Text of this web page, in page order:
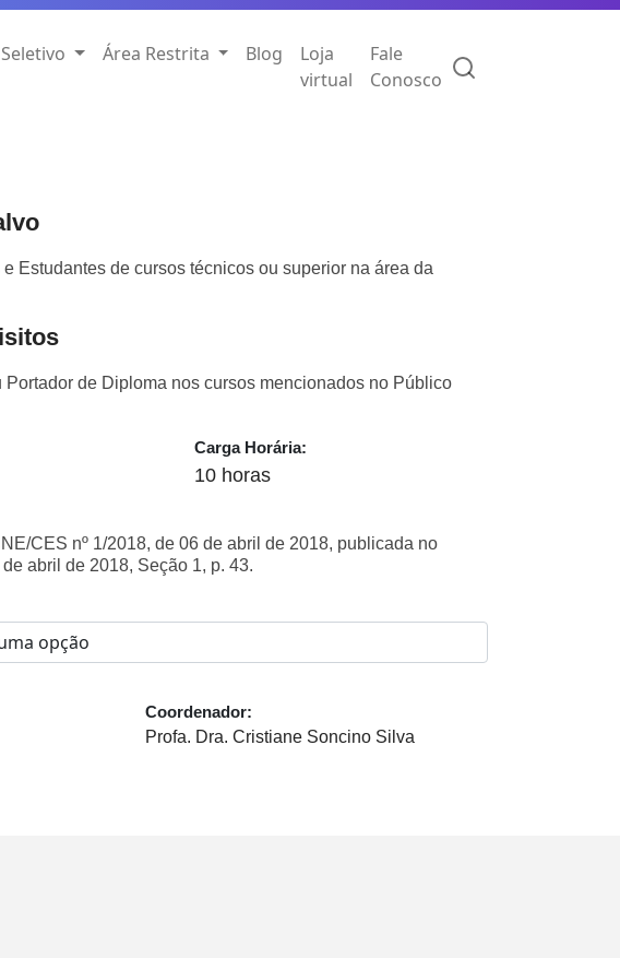
Área Restrita Blog
Loja
virtual
Fale
Conosco
Estudantes de cursos técnicos ou superior na área da
Portador de Diploma nos cursos mencionados no Público
Carga Horária:
10 horas
CES nº 1/2018, de 06 de abril de 2018, publicada no
de abril de 2018, Seção 1, p. 43.
Coordenador:
Profa. Dra. Cristiane Soncino Silva